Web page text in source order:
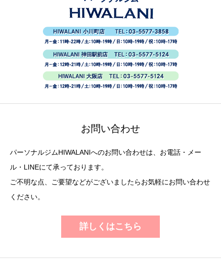
お問い合わせ
パーソナルジムHIWALANIへのお問い合わせは、お電話・メー
ル・LINEにて承っております。
ご不明な点、ご要望などがございましたらお気軽にお問い合わせ
ください。
詳しくはこちら